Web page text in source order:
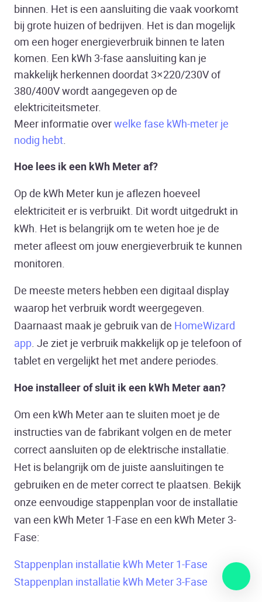
binnen. Het is een aansluiting die vaak voorkomt
bij grote huizen of bedrijven. Het is dan mogelijk
om een hoger energieverbruik binnen te laten
komen. Een kWh 3-fase aansluiting kan je
makkelijk herkennen doordat 3×220/230V of
380/400V wordt aangegeven op de
elektriciteitsmeter.
Meer informatie overwelke fase kWh-meter je
nodig hebt
Hoe lees ik een kWh Meter af?
Op de kWh Meter kun je aflezen hoeveel
elektriciteit er is verbruikt. Dit wordt uitgedrukt in
kWh. Het is belangrijk om te weten hoe je de
meter afleest om jouw energieverbruik te kunnen
monitoren.
De meeste meters hebben een digitaal display
waarop het verbruik wordt weergegeven.
Daarnaast maak je gebruik van de HomeWizard
app . Je ziet je verbruik makkelijk op je telefoon of
tablet en vergelijkt het met andere periodes.
Hoe installeer of sluit ik een kWh Meter aan?
Om een kWh Meter aan te sluiten moet je de
instructies van de fabrikant volgen en de meter
correct aansluiten op de elektrische installatie.
Het is belangrijk om de juiste aansluitingen te
gebruiken en de meter correct te plaatsen. Bekijk
onze eenvoudige stappenplan voor de installatie
van een kWh Meter 1-Fase en een kWh Meter 3-
Fase:
Stappenplan installatie kWh Meter 1-Fase
Stappenplan installatie kWh Meter 3-Fase